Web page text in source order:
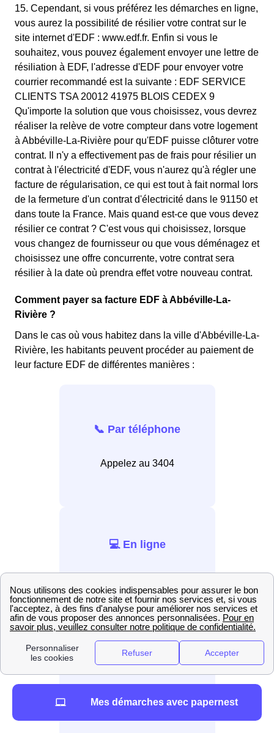
15. Cependant, si vous préférez les démarches en ligne,
vous aurez la possibilité de résilier votre contrat sur le
site internet d'EDF : www.edf.fr. Enfin si vous le
souhaitez, vous pouvez également envoyer une lettre de
résiliation à EDF, l'adresse d'EDF pour envoyer votre
courrier recommandé est la suivante : EDF SERVICE
CLIENTS TSA 20012 41975 BLOIS CEDEX 9
Qu'importe la solution que vous choisissez, vous devrez
réaliser la relève de votre compteur dans votre logement
à Abbéville-La-Rivière pour qu'EDF puisse clôturer votre
contrat. Il n'y a effectivement pas de frais pour résilier un
contrat à l'électricité d'EDF, vous n'aurez qu'à régler une
facture de régularisation, ce qui est tout à fait normal lors
de la fermeture d'un contrat d'électricité dans le 91150 et
dans toute la France. Mais quand est-ce que vous devez
résilier ce contrat ? C'est vous qui choisissez, lorsque
vous changez de fournisseur ou que vous déménagez et
choisissez une offre concurrente, votre contrat sera
résilier à la date où prendra effet votre nouveau contrat.
Comment payer sa facture EDF à Abbéville-La-
Rivière ?
Dans le cas où vous habitez dans la ville d'Abbéville-La-
Rivière, les habitants peuvent procéder au paiement de
leur facture EDF de différentes manières :
📞 Par téléphone
Appelez au 3404
💻 En ligne
internet EDF.
📲 Par application
Installez l’application EDF &
Mes démarches avec papernest